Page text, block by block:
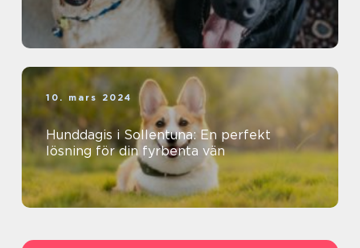
10. mars 2024
Hunddagis i Sollentuna: En perfekt
lösning för din fyrbenta vän